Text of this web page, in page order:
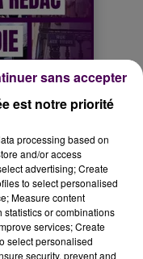
est notre priorité
processing based on
and/or access
advertising; Create
to select personalised
Measure content
or combinations
services; Create
select personalised
security, prevent and
sans accepter